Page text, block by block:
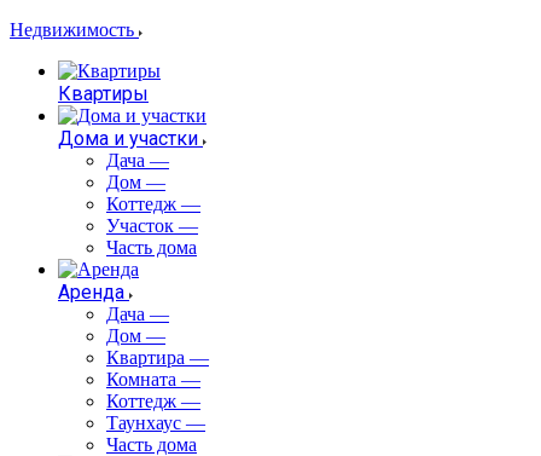
Недвижимость
Квартиры
Дома и участки
Дача —
Дом —
Коттедж —
Участок —
Часть дома
Аренда
Дача —
Дом —
Квартира —
Комната —
Коттедж —
Таунхаус —
Часть дома